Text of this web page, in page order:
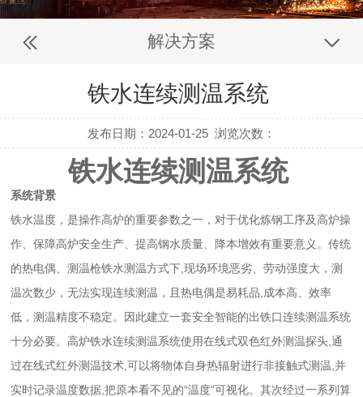
解决方案
铁水连续测温系统
发布日期：2024-01-25 浏览次数：
铁水连续测温系统
系统背景
铁水温度，是操作高炉的重要参数之一，对于优化炼钢工序及高炉操
作、保障高炉安全生产、提高钢水质量、降本增效有重要意义。传统
的热电偶、测温枪铁水测温方式下,现场环境恶劣、劳动强度大，测
温次数少，无法实现连续测温，且热电偶是易耗品,成本高、效率
低，测温精度不稳定。因此建立一套安全智能的出铁口连续测温系统
十分必要。高炉铁水连续测温系统使用在线式双色红外测温探头,通
过在线式红外测温技术,可以将物体自身热辐射进行非接触式测温,并
实时记录温度数据,把原本看不见的“温度”可视化。其次经过一系列算